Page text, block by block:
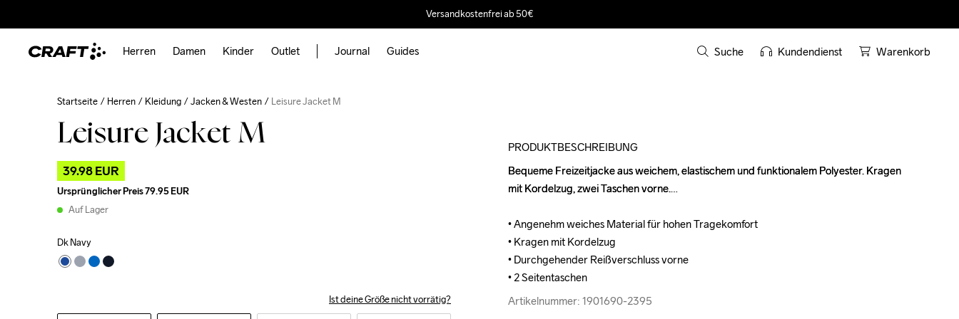
Versandkostenfrei ab 50€
Herren Damen Kinder Outlet Journal Guides Suche Kundendienst Warenkorb
Startseite Herren Kleidung Jacken & Westen Leisure Jacket M
Leisure Jacket M
39.98 EUR
Ursprünglicher Preis79.95 EUR
Auf Lager
Dk Navy
Ist deine Größe nicht vorrätig?
PRODUKTBESCHREIBUNG
Bequeme Freizeitjacke aus weichem, elastischem und funktionalem Polyester. Kragen
mit Kordelzug, zwei Taschen vorne.
• Angenehm weiches Material für hohen Tragekomfort
• Kragen mit Kordelzug
• Durchgehender Reißverschluss vorne
• 2 Seitentaschen
Artikelnummer: 1901690-2395
Bequeme Freizeitjacke aus weichem, elastischem und funktionalem Polyester. Kragen
mit Kordelzug, zwei Taschen vorne.
• Angenehm weiches Material für hohen Tragekomfort
• Kragen mit Kordelzug
• Durchgehender Reißverschluss vorne
• 2 Seitentaschen
Artikelnummer: 1901690-2395